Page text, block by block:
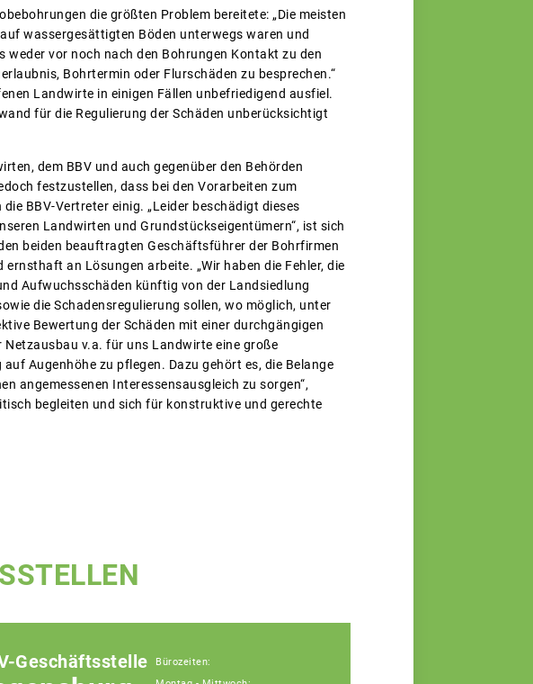
die größten Problem bereitete: „Die meisten
wassergesättigten Böden unterwegs waren und
weder vor noch nach den Bohrungen Kontakt zu den
Bohrtermin oder Flurschäden zu besprechen.“
Landwirte in einigen Fällen unbefriedigend ausfiel.
für die Regulierung der Schäden unberücksichtigt
dem BBV und auch gegenüber den Behörden
festzustellen, dass bei den Vorarbeiten zum
BBV-Vertreter einig. „Leider beschädigt dieses
Landwirten und Grundstückseigentümern“, ist sich
beiden beauftragten Geschäftsführer der Bohrfirmen
an Lösungen arbeite. „Wir haben die Fehler, die
Aufwuchsschäden künftig von der Landsiedlung
die Schadensregulierung sollen, wo möglich, unter
Bewertung der Schäden mit einer durchgängigen
Netzausbau v.a. für uns Landwirte eine große
Augenhöhe zu pflegen. Dazu gehört es, die Belange
angemessenen Interessensausgleich zu sorgen“,
begleiten und sich für konstruktive und gerechte
Geschäftsstelle
Bürozeiten: